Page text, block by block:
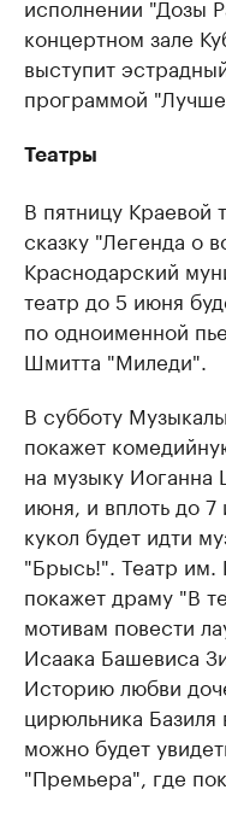
исполнении "Дозы
концертном зале
выступит
программой
Театры
В пятницу Краевой
сказку "Легенда о
Краснодарский
театр до 5 июня
по одноименной
Шмитта "Миледи".
В субботу
покажет
на музыку Иоганна
июня, и вплоть до
кукол будет идти
"Брысь!". Театр им.
покажет драму "В
мотивам повести
Исаака Башевиса
Историю любви
цирюльника
можно будет
"Премьера", где